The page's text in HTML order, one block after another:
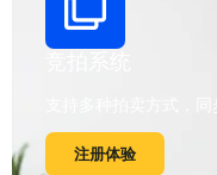
支持多种拍卖方式，
注册体验